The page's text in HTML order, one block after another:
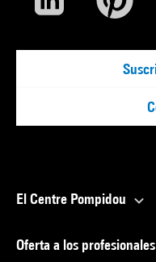
El Centre Pompidou
Oferta a los profesionales